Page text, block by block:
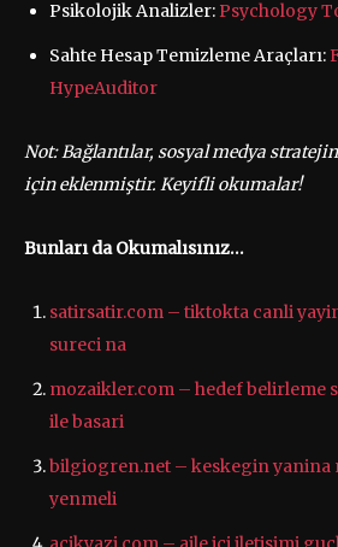
Psikolojik Analizler:Psychology
Sahte Hesap Temizleme Araçları:
HypeAuditor
Not: Bağlantılar, sosyal medya
için eklenmiştir. Keyifli okumalar!
Bunları da Okumalısınız…
satirsatir.com – tiktokta canli
sureci na
mozaikler.com – hedef belirleme
ile basari
bilgiogren.net – keskegin yanina
yenmeli